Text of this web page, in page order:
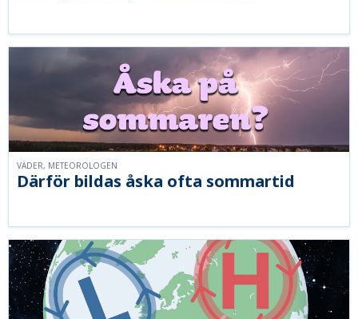
Därför bildas åska ofta sommartid
VÄDER, METEOROLOGEN